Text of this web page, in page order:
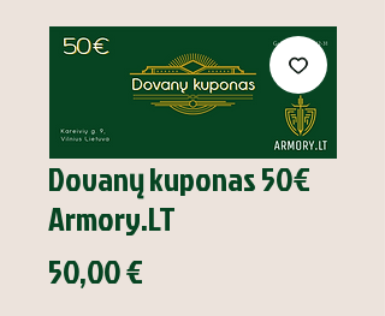
Dovanų kuponas 50€
Armory.LT
50,00 €Price